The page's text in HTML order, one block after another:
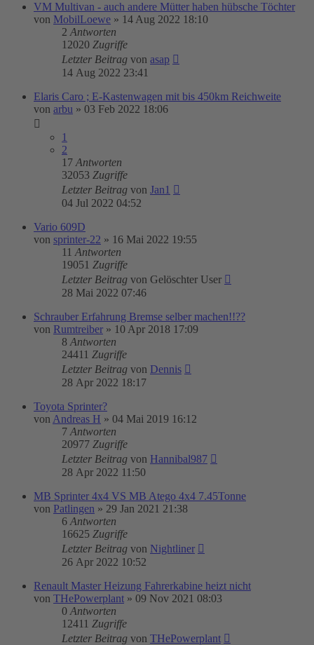
VM Multivan - auch andere Mütter haben hübsche Töchter
von MobilLoewe » 14 Aug 2022 18:10
2 Antworten
12020 Zugriffe
Letzter Beitrag von asap
14 Aug 2022 23:41
Elaris Caro ; E-Kastenwagen mit bis 450km Reichweite
von arbu » 03 Feb 2022 18:06
1
2
17 Antworten
32053 Zugriffe
Letzter Beitrag von Jan1
04 Jul 2022 04:52
Vario 609D
von sprinter-22 » 16 Mai 2022 19:55
11 Antworten
19051 Zugriffe
Letzter Beitrag von Gelöschter User
28 Mai 2022 07:46
Schrauber Erfahrung Bremse selber machen!!??
von Rumtreiber » 10 Apr 2018 17:09
8 Antworten
24411 Zugriffe
Letzter Beitrag von Dennis
28 Apr 2022 18:17
Toyota Sprinter?
von Andreas H » 04 Mai 2019 16:12
7 Antworten
20977 Zugriffe
Letzter Beitrag von Hannibal987
28 Apr 2022 11:50
MB Sprinter 4x4 VS MB Atego 4x4 7.45Tonne
von Patlingen » 29 Jan 2021 21:38
6 Antworten
16625 Zugriffe
Letzter Beitrag von Nightliner
26 Apr 2022 10:52
Renault Master Heizung Fahrerkabine heizt nicht
von THePowerplant » 09 Nov 2021 08:03
0 Antworten
12411 Zugriffe
Letzter Beitrag von THePowerplant